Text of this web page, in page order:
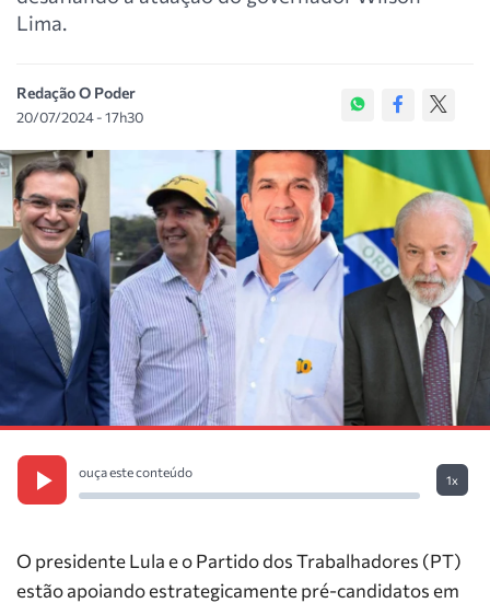
Lima.
Redação O Poder
20/07/2024 - 17h30
ouça este conteúdo
1x
O presidente Lula e o Partido dos Trabalhadores (PT)
estão apoiando estrategicamente pré-candidatos em